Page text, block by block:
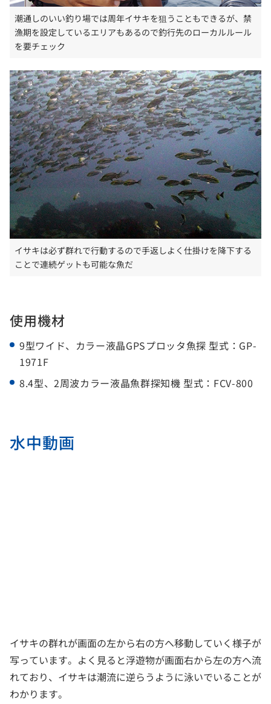
潮通しのいい釣り場では周年イサキを狙うこともできるが、禁
漁期を設定しているエリアもあるので釣行先のローカルルール
を要チェック
イサキは必ず群れで行動するので手返しよく仕掛けを降下する
ことで連続ゲットも可能な魚だ
使用機材
9型ワイド、カラー液晶GPSプロッタ魚探 型式：GP-
1971F
8.4型、2周波カラー液晶魚群探知機 型式：FCV-800
水中動画
イサキの群れが画面の左から右の方へ移動していく様子が
写っています。よく見ると浮遊物が画面右から左の方へ流
れており、イサキは潮流に逆らうように泳いでいることが
わかります。